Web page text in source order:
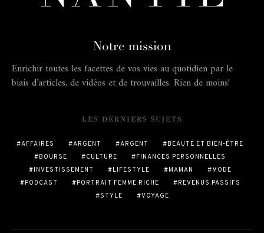
Notre mission
Enrichir toutes les facettes de vos vies au quotidien par le
biais d’articles, de vidéos et de trouvailles. Rien de moins!
LES DERNIERS SUJETS
AFFAIRES ARGENT ARGENT
BEAUTÉ ET BIEN-ÊTRE
BOURSE
CULTURE
FINANCES PERSONNELLES
INVESTISSEMENT
LIFESTYLE MAMAN
MODE
PODCAST
PORTRAIT FEMME RICHE
REVENUS PASSIFS
STYLE
VOYAGE